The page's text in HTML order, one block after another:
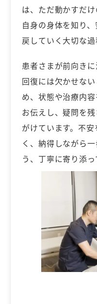
は、ただ動かすだ
自身の身体を知り
戻していく大切な過
患者さまが前向きに
回復には欠かせな
め、状態や治療内
お伝えし、疑問を
がけています。不
く、納得しながら
う、丁寧に寄り添っ